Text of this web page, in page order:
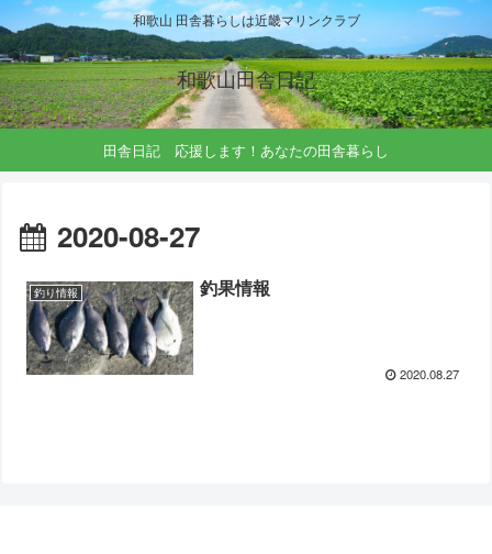
和歌山 田舎暮らしは近畿マリンクラブ
和歌山田舎日記
田舎日記 応援します！あなたの田舎暮らし
2020-08-27
釣り情報 釣果情報
2020.08.27